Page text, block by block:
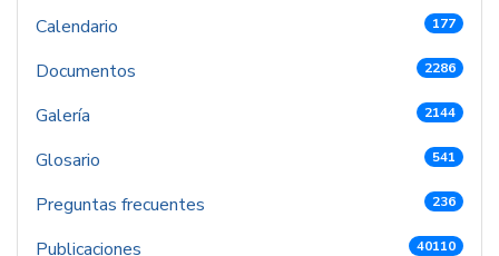
Calendario
177
Documentos 2286
Galería 2144
Glosario 541
Preguntas frecuentes 236
Publicaciones 40110